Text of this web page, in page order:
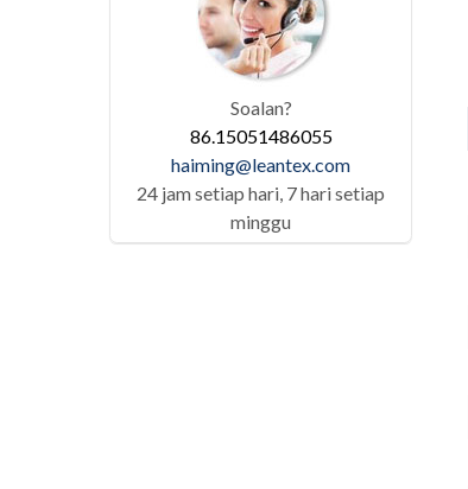
Soalan?
86.15051486055
haiming@leantex.com
24 jam setiap hari, 7 hari setiap
minggu